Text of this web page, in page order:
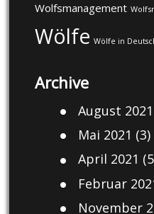
Wolfsmanagement
Wölfe Wölfe in
Archive
August 2021
Mai 2021 (3)
April 2021
Februar
November